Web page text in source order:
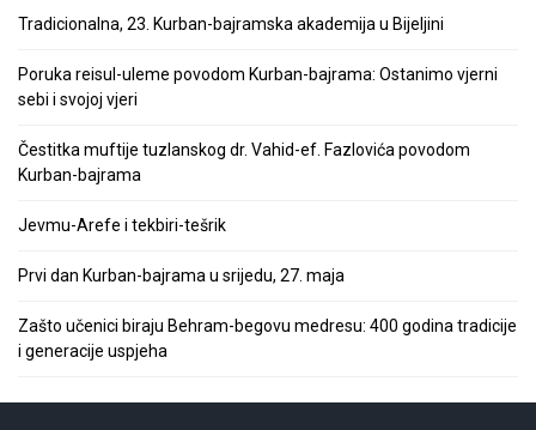
Tradicionalna, 23. Kurban-bajramska akademija u Bijeljini
Poruka reisul-uleme povodom Kurban-bajrama: Ostanimo vjerni
sebi i svojoj vjeri
Čestitka muftije tuzlanskog dr. Vahid-ef. Fazlovića povodom
Kurban-bajrama
Jevmu-Arefe i tekbiri-tešrik
Prvi dan Kurban-bajrama u srijedu, 27. maja
Zašto učenici biraju Behram-begovu medresu: 400 godina tradicije
i generacije uspjeha